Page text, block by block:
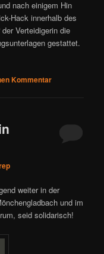
nach einigem Hin
Hack innerhalb des
Verteidigerin die
gestattet.
Kommentar
weiter in der
und im
seid solidarisch!